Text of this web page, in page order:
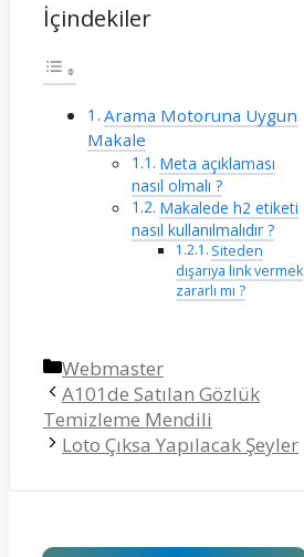
İçindekiler
Arama Motoruna Uygun
Makale
Meta açıklaması
nasıl olmalı ?
Makalede h2 etiketi
nasıl kullanılmalıdır ?
Siteden
dışarıya link vermek
zararlı mı ?
Kategoriler
Webmaster
A101de Satılan Gözlük
Temizleme Mendili
Loto Çıksa Yapılacak Şeyler